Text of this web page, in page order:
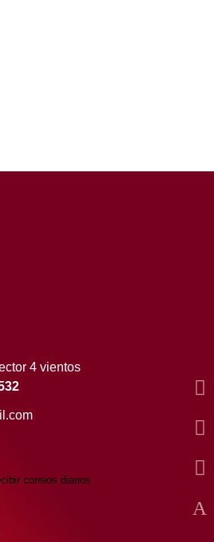
4 vientos
correos diarios